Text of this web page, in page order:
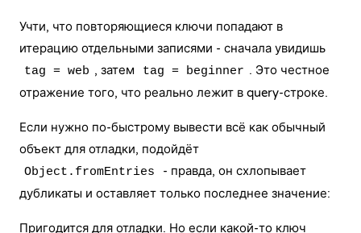
Учти, что повторяющиеся ключи попадают в
итерацию отдельными записями - сначала увидишь
tag = web , затем tag = beginner . Это честное
отражение того, что реально лежит в query-строке.
Если нужно по-быстрому вывести всё как обычный
объект для отладки, подойдёт
Object.fromEntries
- правда, он схлопывает
дубликаты и оставляет только последнее значение:
Пригодится для отладки. Но если какой-то ключ